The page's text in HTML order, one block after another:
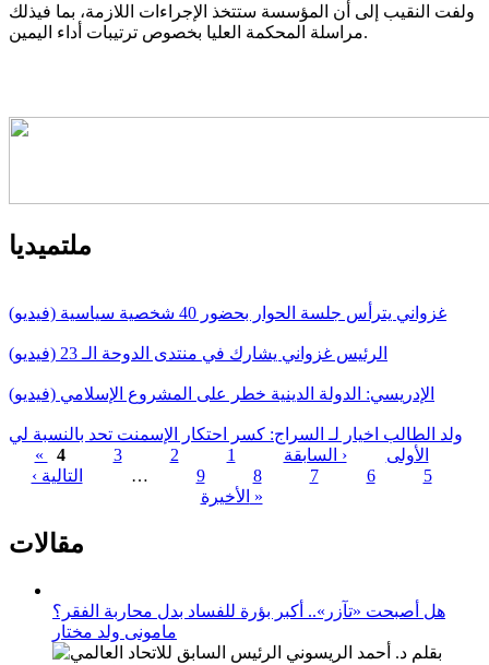
ولفت النقيب إلى أن المؤسسة ستتخذ الإجراءات اللازمة، بما فيذلك
مراسلة المحكمة العليا بخصوص ترتيبات أداء اليمين.
ملتميديا
غزواني يترأس جلسة الحوار بحضور 40 شخصية سياسية (فيديو)
الرئيس غزواني يشارك في منتدى الدوحة الـ 23 (فيديو)
الإدريسي: الدولة الدينية خطر على المشروع الإسلامي (فيديو)
ولد الطالب اخيار لـ السراج: كسر احتكار الإسمنت تحد بالنسبة لي
الصفحات
« الأولى ‹ السابقة 1
2
3
4
5
6
7
8
9
…
التالية ›
الأخيرة »
مقالات
هل أصبحت «تآزر».. أكبر بؤرة للفساد بدل محاربة الفقر؟
مامونى ولد مختار